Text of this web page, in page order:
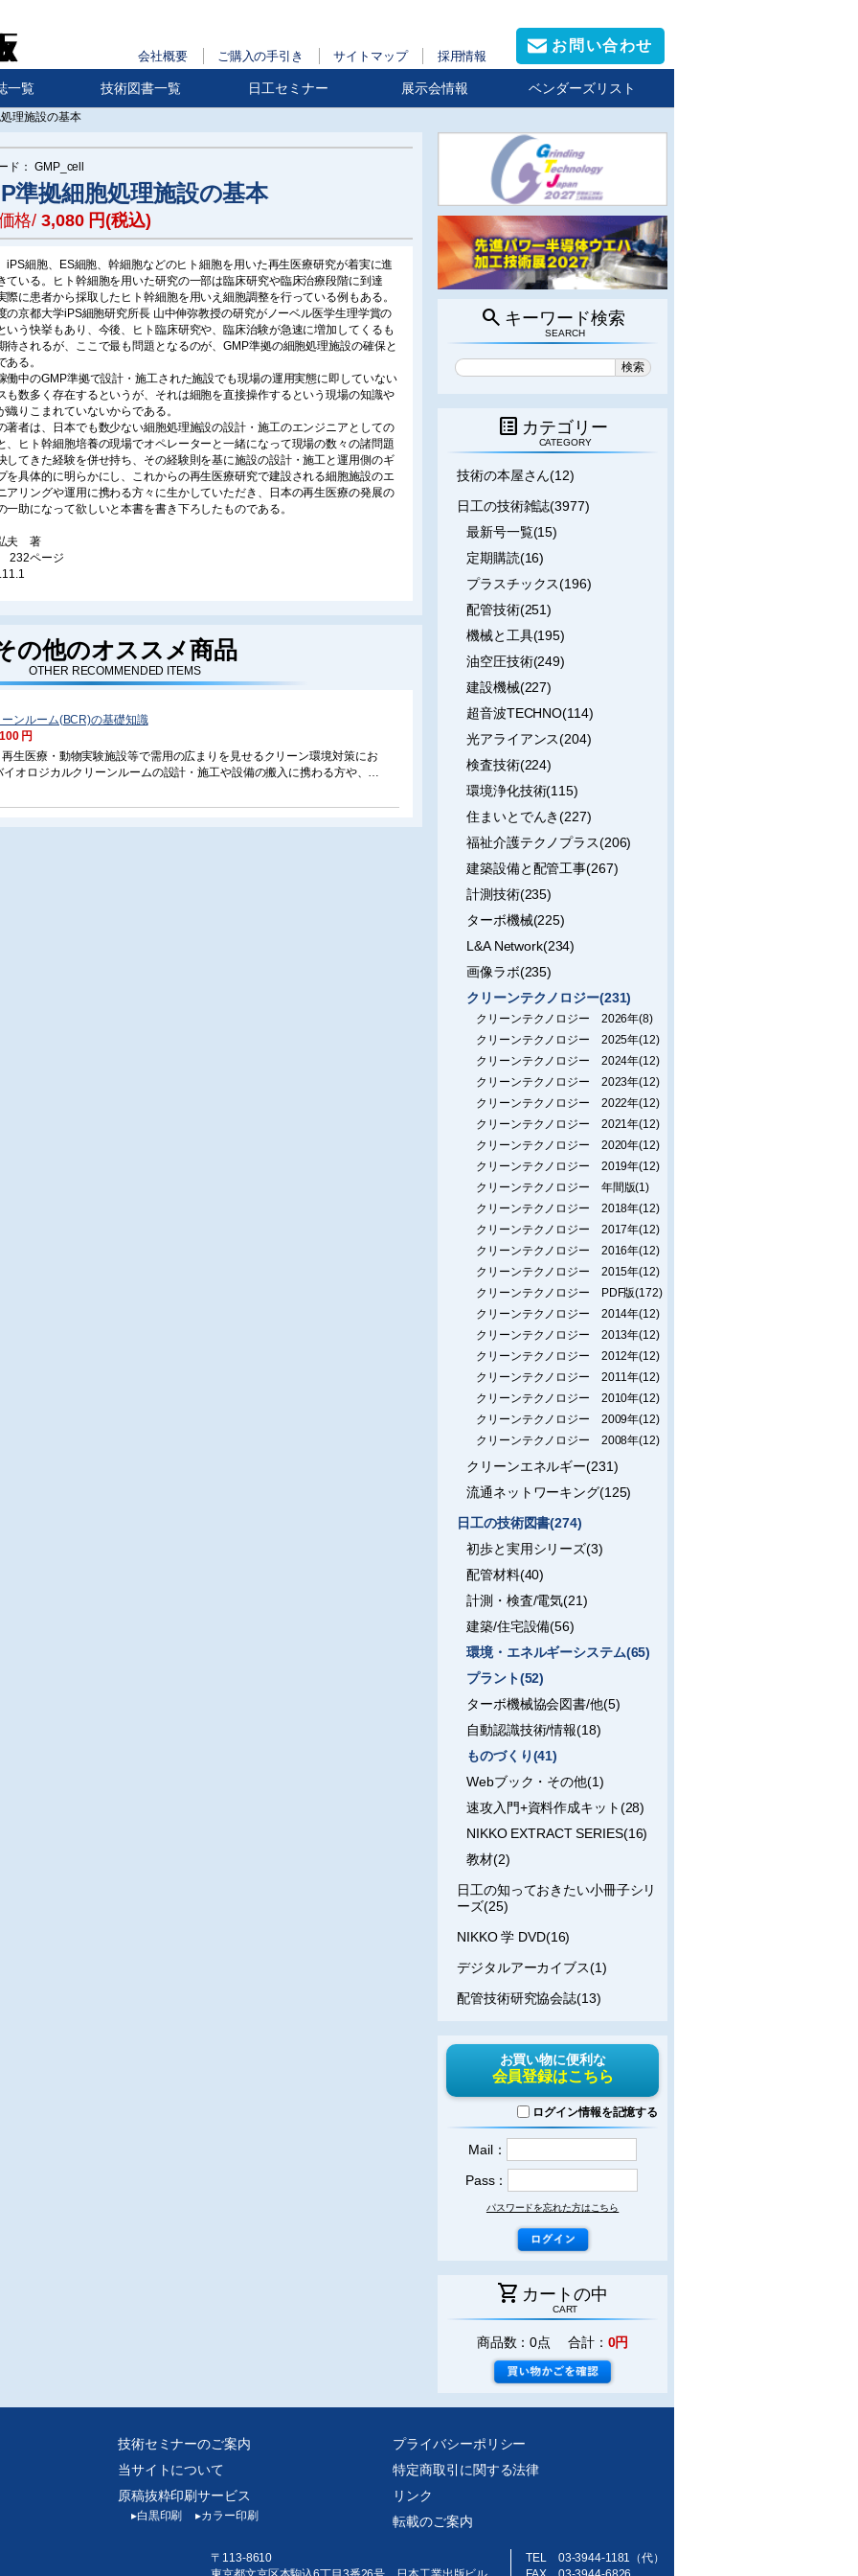
会社概要 ご購入の手引き サイトマップ 採用情報
お問い合わせ
一覧 技術図書一覧 日工セミナー 展示会情報 ベンダーズリスト
理施設の基本
ド： GMP_cell
準拠細胞処理施設の基本
格/ 3,080円(税込)
iPS細胞、ES細胞、幹細胞などのヒト細胞を用いた再生医療研究が着実に進
ている。ヒト幹細胞を用いた研究の一部は臨床研究や臨床治療段階に到達
際に患者から採取したヒト幹細胞を用いえ細胞調整を行っている例もある。
の京都大学iPS細胞研究所長 山中伸弥教授の研究がノーベル医学生理学賞の
いう快挙もあり、今後、ヒト臨床研究や、臨床治験が急速に増加してくるも
待されるが、ここで最も問題となるのが、GMP準拠の細胞処理施設の確保と
ある。
働中のGMP準拠で設計・施工された施設でも現場の運用実態に即していない
も数多く存在するというが、それは細胞を直接操作するという現場の知識や
織りこまれていないからである。
著者は、日本でも数少ない細胞処理施設の設計・施工のエンジニアとしての
、ヒト幹細胞培養の現場でオペレーターと一緒になって現場の数々の諸問題
してきた経験を併せ持ち、その経験則を基に施設の設計・施工と運用側のギ
を具体的に明らかにし、これからの再生医療研究で建設される細胞施設のエ
アリングや運用に携わる方々に生かしていただき、日本の再生医療の発展の
一助になって欲しいと本書を書き下ろしたものである。
夫 著
232ページ
に
細胞処理施設の基本的考え方
胞処理施設とは
ペレータの存在
処理についての知識
について
リデーションについて
の他のオススメ商品
OTHER RECOMMENDED ITEMS
ンルーム(BCR)の基礎知識
円
生医療・動物実験施設等で需用の広まりを見せるクリーン環境対策にお
オロジカルクリーンルームの設計・施工や設備の搬入に携わる方や、バ
として、また手軽な参考書としてご活用いただけます。
search キーワード検索
SEARCH
list_alt カテゴリー
CATEGORY
技術の本屋さん(12)
日工の技術雑誌(3977)
最新号一覧(15)
定期購読(16)
プラスチックス(196)
配管技術(251)
機械と工具(195)
油空圧技術(249)
建設機械(227)
超音波TECHNO(114)
光アライアンス(204)
検査技術(224)
環境浄化技術(115)
住まいとでんき(227)
福祉介護テクノプラス(206)
建築設備と配管工事(267)
計測技術(235)
ターボ機械(225)
L&A Network(234)
画像ラボ(235)
クリーンテクノロジー(231)
クリーンテクノロジー 2026年(8)
クリーンテクノロジー 2025年(12)
クリーンテクノロジー 2024年(12)
クリーンテクノロジー 2023年(12)
クリーンテクノロジー 2022年(12)
クリーンテクノロジー 2021年(12)
クリーンテクノロジー 2020年(12)
クリーンテクノロジー 2019年(12)
クリーンテクノロジー 年間版(1)
クリーンテクノロジー 2018年(12)
クリーンテクノロジー 2017年(12)
クリーンテクノロジー 2016年(12)
クリーンテクノロジー 2015年(12)
クリーンテクノロジー PDF版(172)
クリーンテクノロジー 2014年(12)
クリーンテクノロジー 2013年(12)
クリーンテクノロジー 2012年(12)
クリーンテクノロジー 2011年(12)
クリーンテクノロジー 2010年(12)
クリーンテクノロジー 2009年(12)
クリーンテクノロジー 2008年(12)
クリーンエネルギー(231)
流通ネットワーキング(125)
日工の技術図書(274)
初歩と実用シリーズ(3)
配管材料(40)
計測・検査/電気(21)
建築/住宅設備(56)
環境・エネルギーシステム(65)
プラント(52)
ターボ機械協会図書/他(5)
自動認識技術/情報(18)
ものづくり(41)
Webブック・その他(1)
速攻入門+資料作成キット(28)
NIKKO EXTRACT SERIES(16)
教材(2)
日工の知っておきたい小冊子シリ
ーズ(25)
NIKKO 学 DVD(16)
デジタルアーカイブス(1)
配管技術研究協会誌(13)
お買い物に便利な
会員登録はこちら
ログイン情報を記憶する
Mail：
Pass：
パスワードを忘れた方はこちら
shopping_cart カートの中
CART
商品数：0点 合計： 0円
技術セミナーのご案内
当サイトについて
原稿抜粋印刷サービス
▸白黒印刷 ▸カラー印刷
プライバシーポリシー
特定商取引に関する法律
リンク
転載のご案内
〒113-8610
TEL 03-3944-1181（代）